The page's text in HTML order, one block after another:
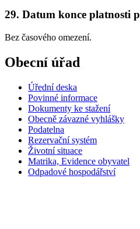
29. Datum konce platnosti
Bez časového omezení.
Obecní úřad
Úřední deska
Povinné informace
Dokumenty ke stažení
Obecně závazné vyhlášky
Podatelna
Rezervační systém
Životní situace
Matrika, Evidence obyvatel
Odpadové hospodářství